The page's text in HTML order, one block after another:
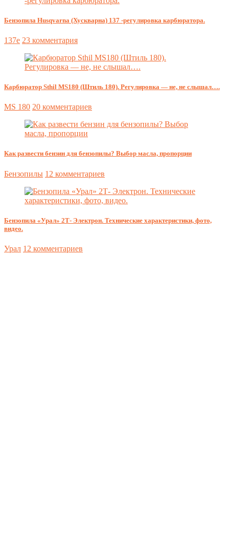
Бензопила Husqvarna (Хускварна) 137 -регулировка карбюратора.
137e 23 комментария
Карбюратор Sthil MS180 (Штиль 180). Регулировка — не, не слышал….
MS 180 20 комментариев
Как развести бензин для бензопилы? Выбор масла, пропорции
Бензопилы 12 комментариев
Бензопила «Урал» 2Т- Электрон. Технические характеристики, фото,
видео.
Урал 12 комментариев